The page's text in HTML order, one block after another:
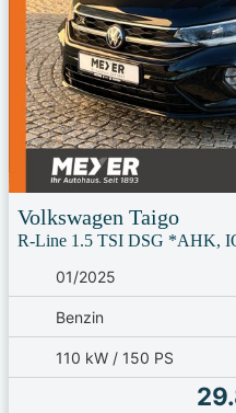
Volkswagen Taigo
R-Line 1.5 TSI DSG *AHK,
01/2025
Benzin
110 kW / 150 PS